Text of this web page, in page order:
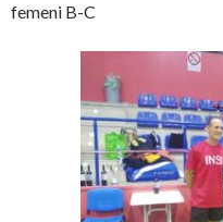
femeni B-C